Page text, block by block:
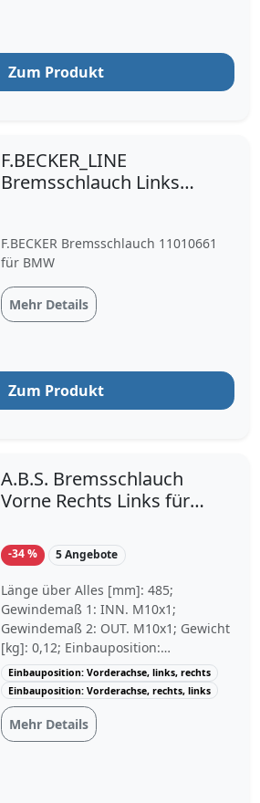
Zum Produkt
F.BECKER_LINE
Bremsschlauch Links
F.BECKER Bremsschlauch 11010661
für BMW
Mehr Details
Zum Produkt
A.B.S. Bremsschlauch
Vorne Rechts Links für
-34 % 5 Angebote
Länge über Alles [mm]: 485;
Gewindemaß 1: INN. M10x1;
Gewindemaß 2: OUT. M10x1; Gewicht
[kg]: 0,12; Einbauposition:
Vorderachse beidseitig;
Einbauposition: Vorderachse, links,
rechts; Baujahr bis: 07/2005
Einbauposition: Vorderachse, links, rechts
Einbauposition: Vorderachse, rechts, links
Mehr Details